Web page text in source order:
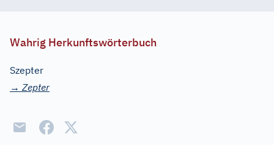
Wahrig Herkunftswörterbuch
Szepter
→Zepter